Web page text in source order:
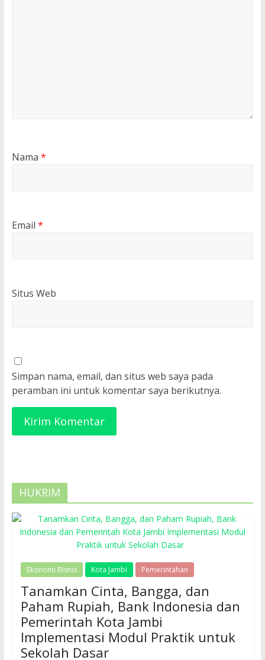
Nama *
Email *
Situs Web
Simpan nama, email, dan situs web saya pada
peramban ini untuk komentar saya berikutnya.
HUKRIM
Ekonomi Bisnis Kota Jambi Pemerintahan
Tanamkan Cinta, Bangga, dan
Paham Rupiah, Bank Indonesia dan
Pemerintah Kota Jambi
Implementasi Modul Praktik untuk
Sekolah Dasar